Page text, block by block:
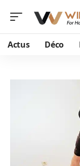
Actus Déco